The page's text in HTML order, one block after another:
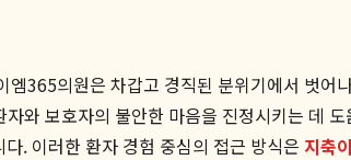
365의원은 차갑고 경직된 분위기에서 벗
와 보호자의 불안한 마음을 진정시키는 데
. 이러한 환자 경험 중심의 접근 방식은 지축